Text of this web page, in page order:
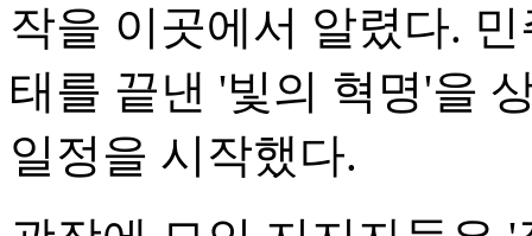
작을 이곳에서 알렸다.
태를 끝낸 '빛의 혁명'을
일정을 시작했다.